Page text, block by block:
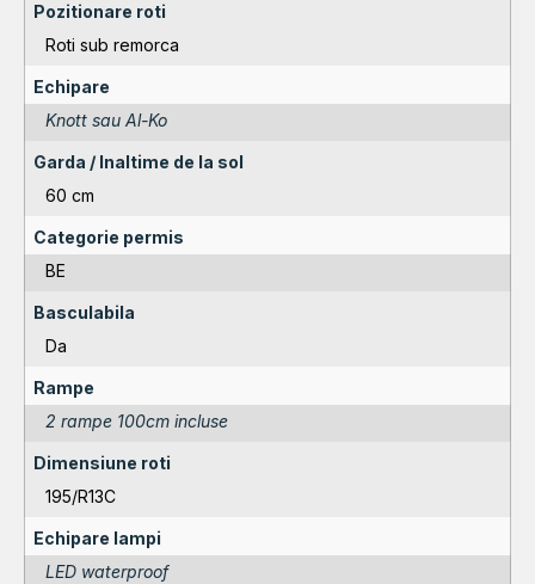
Pozitionare roti
Roti sub remorca
Echipare
Knott sau Al-Ko
Garda / Inaltime de la sol
60 cm
Categorie permis
BE
Basculabila
Da
Rampe
2 rampe 100cm incluse
Dimensiune roti
195/R13C
Echipare lampi
LED waterproof